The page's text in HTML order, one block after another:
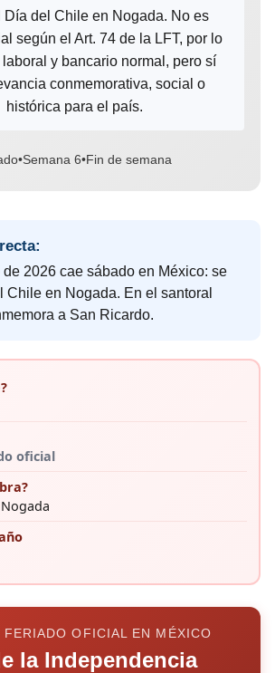
Día del Chile en Nogada. No es
según el Art. 74 de la LFT, por lo
y bancario normal, pero sí
conmemorativa, social o
histórica para el país.
•Semana 6•Fin de semana
de 2026 cae sábado en México: se
Chile en Nogada. En el santoral
a San Ricardo.
oficial
FERIADO OFICIAL EN MÉXICO
la Independencia